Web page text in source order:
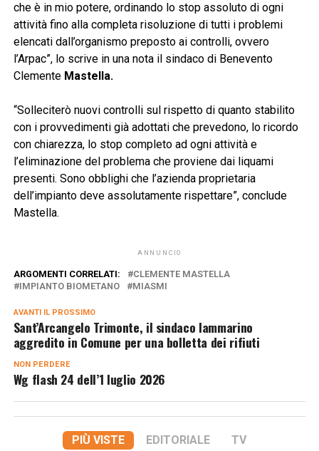
che è in mio potere, ordinando lo stop assoluto di ogni
attività fino alla completa risoluzione di tutti i problemi
elencati dall’organismo preposto ai controlli, ovvero
l’Arpac”, lo scrive in una nota il sindaco di Benevento
Clemente Mastella.
“Solleciterò nuovi controlli sul rispetto di quanto stabilito
con i provvedimenti già adottati che prevedono, lo ricordo
con chiarezza, lo stop completo ad ogni attività e
l’eliminazione del problema che proviene dai liquami
presenti. Sono obblighi che l’azienda proprietaria
dell’impianto deve assolutamente rispettare”, conclude
Mastella.
ANNUNCIO
ARGOMENTI CORRELATI:
CLEMENTE MASTELLA
IMPIANTO BIOMETANO
MIASMI
AVANTI IL ​​PROSSIMO
Sant’Arcangelo Trimonte, il sindaco Iammarino
aggredito in Comune per una bolletta dei rifiuti
NON PERDERE
Wg flash 24 dell’1 luglio 2026
PIÙ VISTE EDITORIALE TV